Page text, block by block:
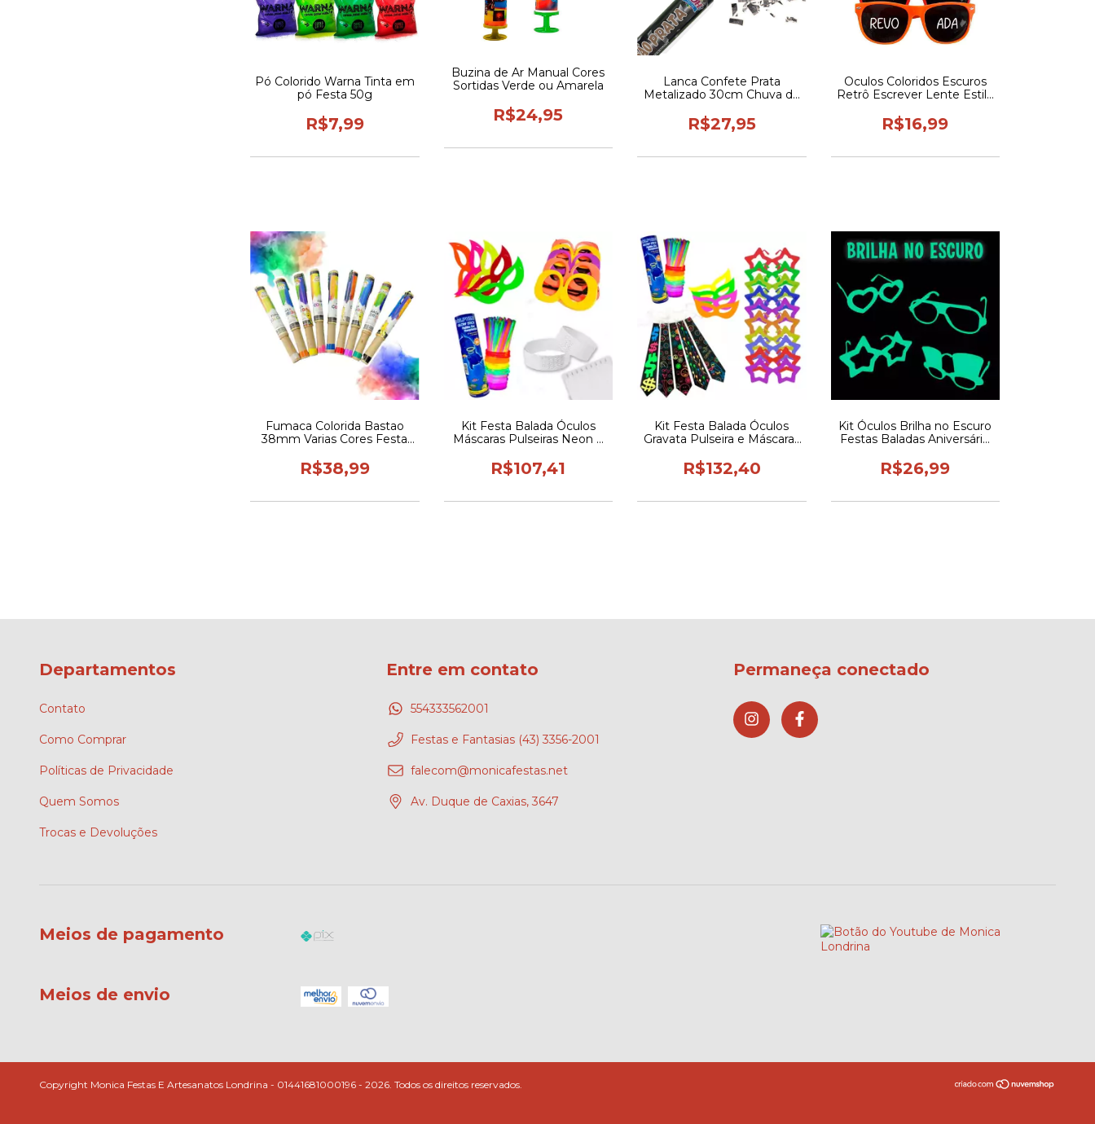
Pó Colorido Warna Tinta em
pó Festa 50g
R$7,99
Buzina de Ar Manual Cores
Sortidas Verde ou Amarela
R$24,95
Lanca Confete Prata
Metalizado 30cm Chuva de
Aniversario
R$27,95
Oculos Coloridos Escuros
Retrô Escrever Lente Estilo
R$16,99
Fumaca Colorida Bastao
38mm Varias Cores Festa
Foto
R$38,99
Kit Festa Balada Óculos
Máscaras Pulseiras Neon e
R$107,41
Kit Festa Balada Óculos
Gravata Pulseira e Máscaras
R$132,40
Kit Óculos Brilha no Escuro
Festas Baladas Aniversário
R$26,99
Departamentos
Contato
Como Comprar
Políticas de Privacidade
Quem Somos
Trocas e Devoluções
Entre em contato
554333562001
Festas e Fantasias (43) 3356-2001
falecom@monicafestas.net
Av. Duque de Caxias, 3647
Permaneça conectado
Meios de pagamento
Meios de envio
Copyright Monica Festas E Artesanatos Londrina - 01441681000196 - 2026. Todos os direitos reservados.